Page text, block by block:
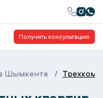
Получить консультацию
Шымкенте